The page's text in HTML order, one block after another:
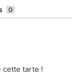
0
cette tarte !